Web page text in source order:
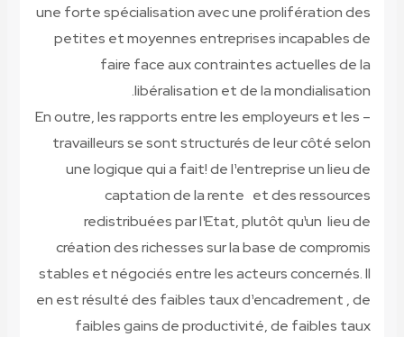
une forte spécialisation avec une prolifération des
petites et moyennes entreprises incapables de
faire face aux contraintes actuelles de la
libéralisation et de la mondialisation.
– En outre, les rapports entre les employeurs et les
travailleurs se sont structurés de leur côté selon
une logique qui a fait! de l¹entreprise un lieu de
captation de la rente et des ressources
redistribuées par l¹Etat, plutôt qu¹un lieu de
création des richesses sur la base de compromis
stables et négociés entre les acteurs concernés. Il
en est résulté des faibles taux d¹encadrement , de
faibles gains de productivité, de faibles taux